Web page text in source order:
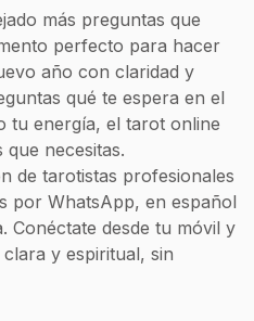
más preguntas que
perfecto para hacer
año con claridad y
qué te espera en el
tu energía, el tarot online
que necesitas.
de tarotistas profesionales
por WhatsApp, en español
Conéctate desde tu móvil y
y espiritual, sin